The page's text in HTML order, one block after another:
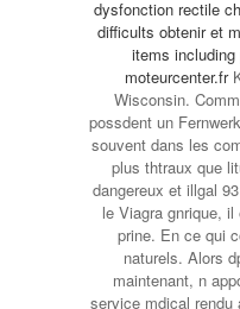
dysfonction rectile
difficults obtenir et
items
moteurcenter.fr
Wisconsin.
possdent un
souvent dans les
plus thtraux que
dangereux et illgal
le Viagra gnrique,
prine. En ce qui
naturels. Alors
maintenant, n
service mdical rendu